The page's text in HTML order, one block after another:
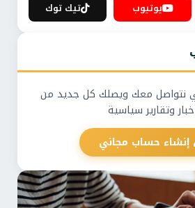
يوتيوب تيك توك
نتواصل معك ويصلك كل جديد من
وتقارير سياسية
إنشاء حساب مجاني